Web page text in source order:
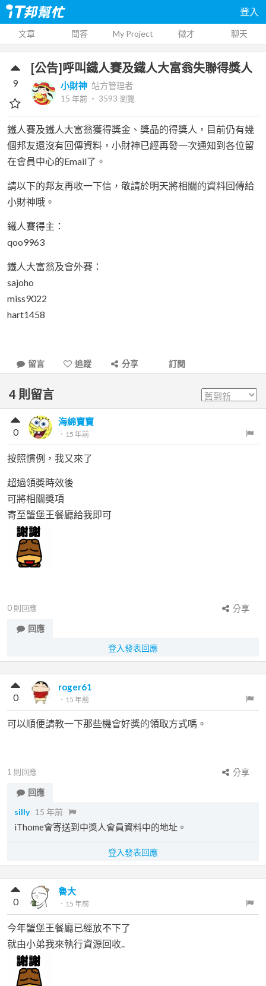
登入
文章 問答 My Project 徵才 聊天
[公告]呼叫鐵人賽及鐵人大富翁失聯得獎人
小財神 站方管理者
15 年前 ‧ 3593 瀏覽
9
鐵人賽及鐵人大富翁獲得獎金、獎品的得獎人，目前仍有幾
個邦友還沒有回傳資料，小財神已經再發一次通知到各位留
在會員中心的Email了。
請以下的邦友再收一下信，敬請於明天將相關的資料回傳給
小財神哦。
鐵人賽得主：
qoo9963
鐵人大富翁及會外賽：
sajoho
miss9022
hart1458
留言 追蹤 分享 訂閱
4 則留言
海綿寶寶
． 15 年前
0
按照慣例，我又來了
超過領奬時效後
可將相關奬項
寄至蟹堡王餐廳給我即可
0 則回應
分享
回應
登入發表回應
roger61
． 15 年前
0
可以順便請教一下那些機會好獎的領取方式嗎。
1 則回應
分享
回應
silly 15 年前
iThome會寄送到中獎人會員資料中的地址。
登入發表回應
魯大
． 15 年前
0
今年蟹堡王餐廳已經放不下了
就由小弟我來執行資源回收..